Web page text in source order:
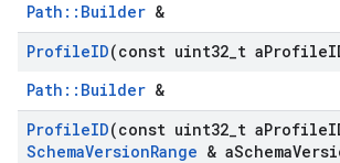
Path::Builder &
ProfileID(const uint32 t aProfile
Path::Builder &
ProfileID(const uint32 t aProfile
SchemaVersionRange & aSchema